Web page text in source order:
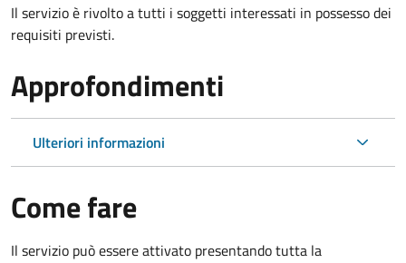
Il servizio è rivolto a tutti i soggetti interessati in possesso dei
requisiti previsti.
Approfondimenti
Ulteriori informazioni
Come fare
Il servizio può essere attivato presentando tutta la